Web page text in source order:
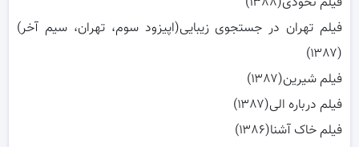
فیلم تهران در جستجوی زیبایی(اپیزود سوم، تهران، سیم آخر)
(۱۳۸۷)
فیلم شیرین(۱۳۸۷)
فیلم درباره الی(۱۳۸۷)
فیلم خاک آشنا(۱۳۸۶)